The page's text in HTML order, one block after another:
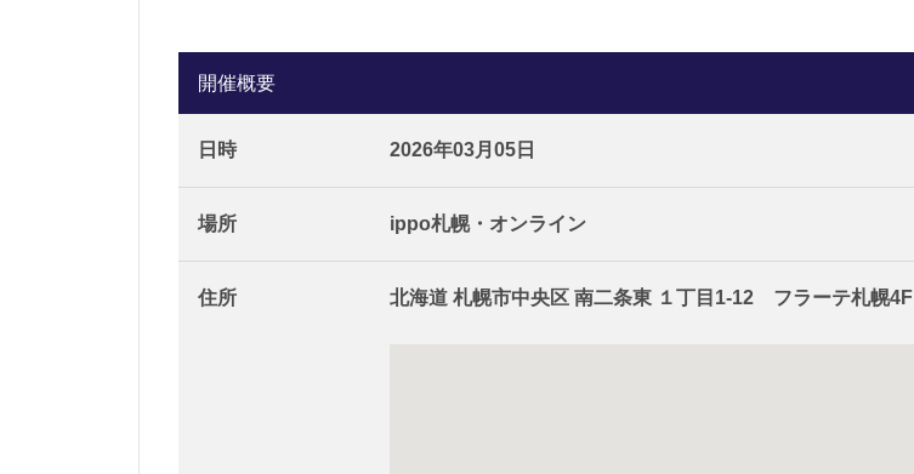
開催概要
日時 2026年03月05日
場所 ippo札幌・オンライン
住所 北海道 札幌市中央区 南二条東 １丁目1-12 フラーテ札幌4F